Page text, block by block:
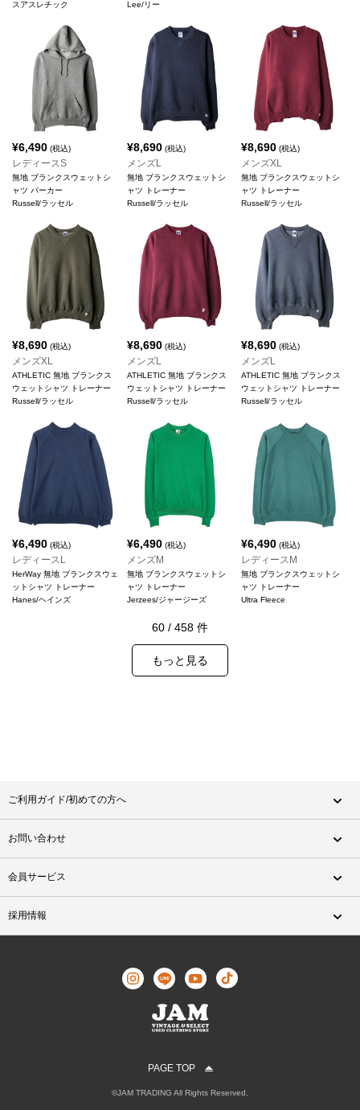
スアスレチック
Lee/リー
¥6,490 (税込)
レディースS
無地 ブランクスウェットシ
ャツ パーカー
Russell/ラッセル
¥8,690(税込)
メンズL
無地 ブランクスウェットシ
ャツ トレーナー
Russell/ラッセル
¥8,690 (税込)
メンズXL
無地 ブランクスウェットシ
ャツ トレーナー
Russell/ラッセル
¥8,690 (税込)
メンズXL
ATHLETIC 無地 ブランクス
ウェットシャツ トレーナー
Russell/ラッセル
¥8,690(税込)
メンズL
ATHLETIC 無地 ブランクス
ウェットシャツ トレーナー
Russell/ラッセル
¥8,690 (税込)
メンズL
ATHLETIC 無地 ブランクス
ウェットシャツ トレーナー
Russell/ラッセル
¥6,490 (税込)
レディースL
HerWay 無地 ブランクスウェ
ットシャツ トレーナー
Hanes/ヘインズ
¥6,490(税込)
メンズM
無地 ブランクスウェットシ
ャツ トレーナー
Jerzees/ジャージーズ
¥6,490 (税込)
レディースM
無地 ブランクスウェットシ
ャツ トレーナー
Ultra Fleece
60 / 458 件
もっと見る
ご利用ガイド/初めての方へ
お問い合わせ
会員サービス
採用情報
PAGE TOP
©JAM TRADING All Rights Reserved.